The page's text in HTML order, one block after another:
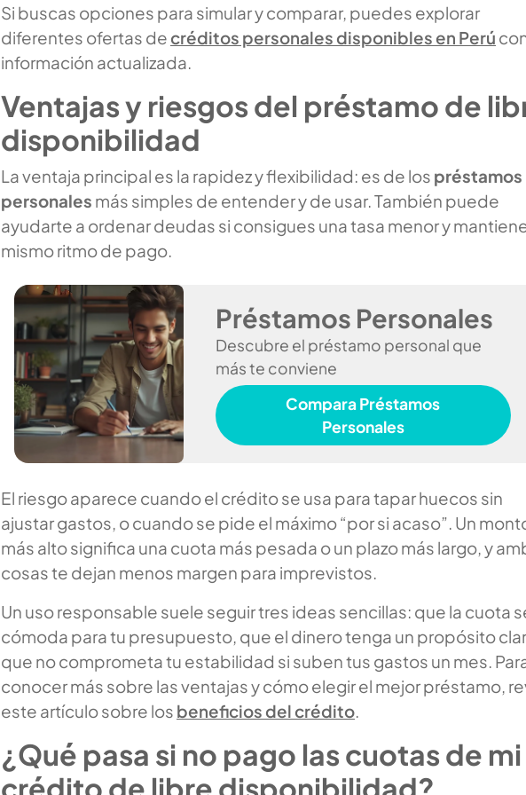
Si buscas opciones para simular y comparar, puedes explorar
diferentes ofertas de créditos personales disponibles en Perú
información actualizada.
Ventajas y riesgos del préstamo de
disponibilidad
La ventaja principal es la rapidez y flexibilidad: es de los préstamos
personales más simples de entender y de usar. También puede
ayudarte a ordenar deudas si consigues una tasa menor y
mismo ritmo de pago.
Préstamos Personales
Descubre el préstamo personal que
más te conviene
Compara Préstamos
Personales
El riesgo aparece cuando el crédito se usa para tapar huecos sin
ajustar gastos, o cuando se pide el máximo “por si acaso”. Un
más alto significa una cuota más pesada o un plazo más largo, y
cosas te dejan menos margen para imprevistos.
Un uso responsable suele seguir tres ideas sencillas: que la cuota
cómoda para tu presupuesto, que el dinero tenga un propósito
que no comprometa tu estabilidad si suben tus gastos un mes.
conocer más sobre las ventajas y cómo elegir el mejor préstamo,
este artículo sobre los beneficios del crédito.
¿Qué pasa si no pago las cuotas de mi